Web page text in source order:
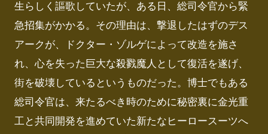
生らしく謳歌していたが、ある日、総司令官から緊
急招集がかかる。その理由は、撃退したはずのデス
アークが、ドクター・ゾルゲによって改造を施さ
れ、心を失った巨大な殺戮魔人として復活を遂げ、
街を破壊しているというものだった。博士でもある
総司令官は、来たるべき時のために秘密裏に金光重
工と共同開発を進めていた新たなヒーロースーツへ